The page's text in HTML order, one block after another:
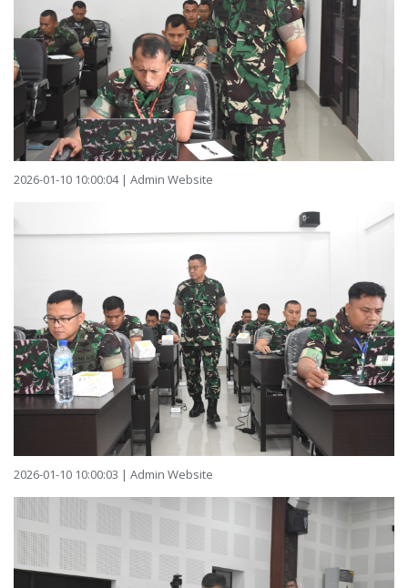
2026-01-10 10:00:04 | Admin Website
2026-01-10 10:00:03 | Admin Website